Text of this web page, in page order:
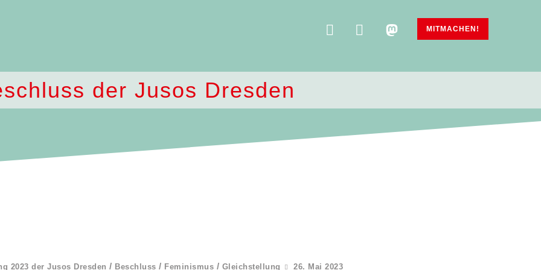
MITMACHEN!
der Jusos Dresden
2023 der Jusos Dresden / Beschluss / Feminismus / Gleichstellung 26. Mai 2023